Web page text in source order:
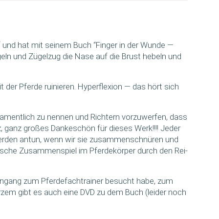
hat mit sei­nem Buch “Fin­ger in der Wun­de —
und Zügel­zug die Nase auf die Brust hebeln und
der Pfer­de rui­nie­ren. Hyper­fle­xi­on — das hört sich
zu nen­nen und Rich­tern vor­zu­wer­fen, dass
gro­ßes Dan­ke­schön für die­ses Werk!!!! Jeder
antun, wenn wir sie zusam­men­schnü­ren und
Zusam­men­spiel im Pfer­de­kör­per durch den Rei­
zum Pfer­de­fach­trai­ner besucht habe, zum
gibt es auch eine DVD zu dem Buch (lei­der noch